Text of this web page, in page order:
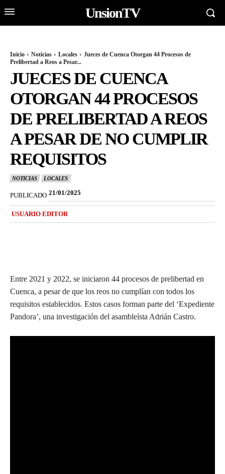
UnsionTV
Inicio Noticias Locales
Jueces de Cuenca Otorgan 44 Procesos de
Prelibertad a Reos a Pesar...
JUECES DE CUENCA
OTORGAN 44 PROCESOS
DE PRELIBERTAD A REOS
A PESAR DE NO CUMPLIR
REQUISITOS
NOTICIAS LOCALES
PUBLICADO 21/01/2025
USUARIO EDITOR
Entre 2021 y 2022, se iniciaron 44 procesos de prelibertad en
Cuenca, a pesar de que los reos no cumplían con todos los
requisitos establecidos. Estos casos forman parte del ‘Expediente
Pandora’, una investigación del asambleísta Adrián Castro.